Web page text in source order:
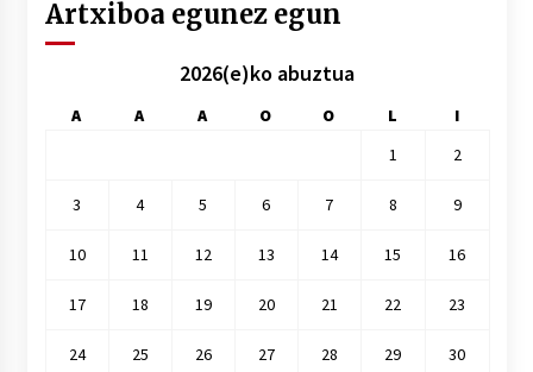
Artxiboa egunez egun
2026(e)ko abuztua
A A A O O L
I
1
2
3 4 5 6 7 8 9
10 11 12 13 14 15 16
17 18 19 20 21 22 23
24 25 26 27 28 29 30